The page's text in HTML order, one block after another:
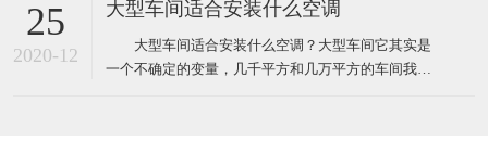
的普通空调其实大多指就是压缩机空调，因为先入为
主我们经常去的商场啊，办公室、家里都装的压缩机
型的空调，所以很多人反
25
2020-12
大型车间适合安装什么空调
大型车间适合安装什么空调？大型车间它其实是
一个不确定的变量，几千平方和几万平方的车间我们